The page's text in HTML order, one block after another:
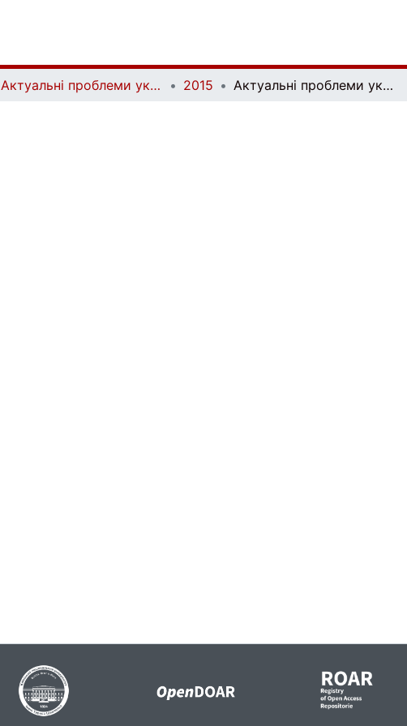
Актуальні проблеми української лінгвістики: теорія і практика | Current issues of Ukrainian linguistics: theory and practice 2015 Актуальні проблеми української лінгвістики: теорія і практика. Вип. 31